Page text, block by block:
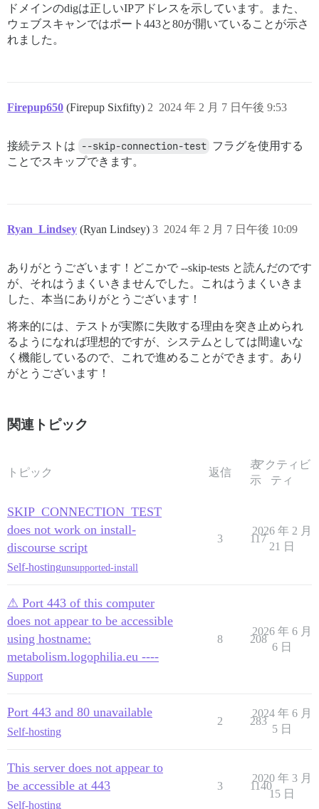
ドメインのdigは正しいIPアドレスを示しています。また、
ウェブスキャンではポート443と80が開いていることが示さ
れました。
Firepup650 (Firepup Sixfifty) 2024 年 2 月 7 日午後 9:53
2
接続テストは --skip-connection-test フラグを使用する
ことでスキップできます。
Ryan_Lindsey (Ryan Lindsey) 2024 年 2 月 7 日午後 10:09
3
ありがとうございます！どこかで --skip-tests と読んだのです
が、それはうまくいきませんでした。これはうまくいきま
した、本当にありがとうございます！
将来的には、テストが実際に失敗する理由を突き止められ
るようになれば理想的ですが、システムとしては間違いな
く機能しているので、これで進めることができます。あり
がとうございます！
関連トピック
トピック 返信
表
示
アクティビ
ティ
SKIP_CONNECTION_TEST
does not work on install-
discourse script
Self-hostingunsupported-install
3 117
2026 年 2 月
21 日
⚠ Port 443 of this computer
does not appear to be accessible
using hostname:
metabolism.logophilia.eu ----
Support
8 208
2026 年 6 月
6 日
Port 443 and 80 unavailable
Self-hosting
2 283
2024 年 6 月
5 日
This server does not appear to
be accessible at 443
Self-hosting
3 1140
2020 年 3 月
15 日